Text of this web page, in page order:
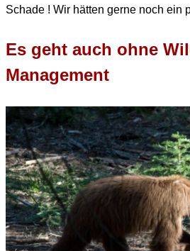
Schade ! Wir hätten gerne noch ein
Es geht auch ohne
Management